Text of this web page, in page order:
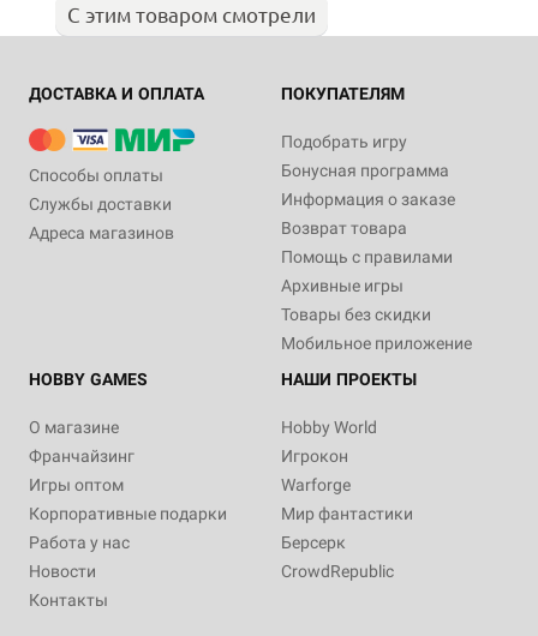
С этим товаром смотрели
ДОСТАВКА И ОПЛАТА
Способы оплаты
Службы доставки
Адреса магазинов
ПОКУПАТЕЛЯМ
Подобрать игру
Бонусная программа
Информация о заказе
Возврат товара
Помощь с правилами
Архивные игры
Товары без скидки
Мобильное приложение
HOBBY GAMES
О магазине
Франчайзинг
Игры оптом
Корпоративные подарки
Работа у нас
Новости
Контакты
НАШИ ПРОЕКТЫ
Hobby World
Игрокон
Warforge
Мир фантастики
Берсерк
CrowdRepublic